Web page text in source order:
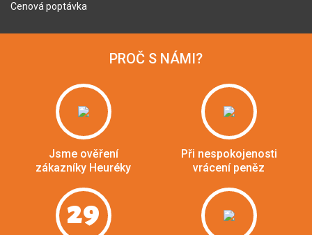
Cenová poptávka
PROČ S NÁMI?
Jsme ověření
zákazníky Heuréky
Při nespokojenosti
vrácení peněz
29